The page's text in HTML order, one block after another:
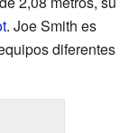
. Joe Smith es
diferentes